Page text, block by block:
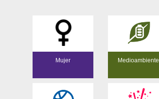
Mujer Medioambiente